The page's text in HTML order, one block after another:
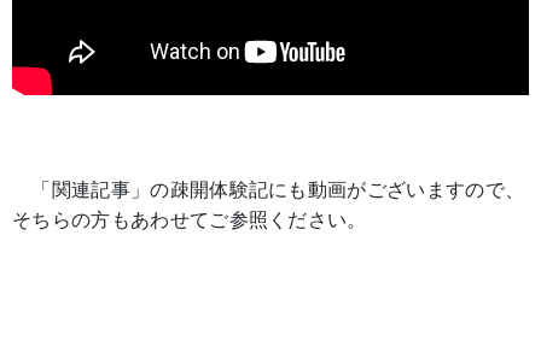
「関連記事」の疎開体験記にも動画がございますので、
そちらの方もあわせてご参照ください。